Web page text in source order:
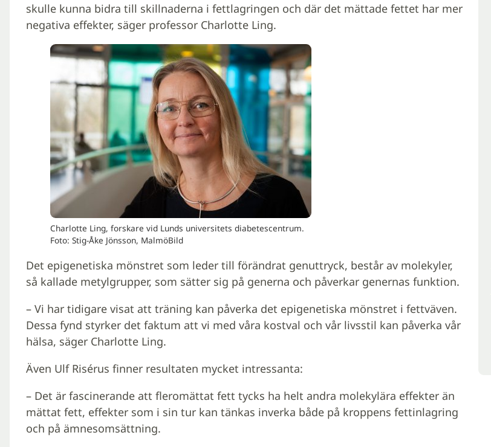
skulle kunna bidra till skillnaderna i fettlagringen och där det mättade fettet har mer
negativa effekter, säger professor Charlotte Ling.
Charlotte Ling, forskare vid Lunds universitets diabetescentrum.
Foto: Stig-Åke Jönsson, MalmöBild
Det epigenetiska mönstret som leder till förändrat genuttryck, består av molekyler,
så kallade metylgrupper, som sätter sig på generna och påverkar genernas funktion.
– Vi har tidigare visat att träning kan påverka det epigenetiska mönstret i fettväven.
Dessa fynd styrker det faktum att vi med våra kostval och vår livsstil kan påverka vår
hälsa, säger Charlotte Ling.
Även Ulf Risérus finner resultaten mycket intressanta:
– Det är fascinerande att fleromättat fett tycks ha helt andra molekylära effekter än
mättat fett, effekter som i sin tur kan tänkas inverka både på kroppens fettinlagring
och på ämnesomsättning.